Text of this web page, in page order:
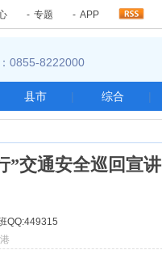
- 专题 - APP
0855-8222000
县市 | 综合 |
”交通安全巡回宣讲
QQ:449315